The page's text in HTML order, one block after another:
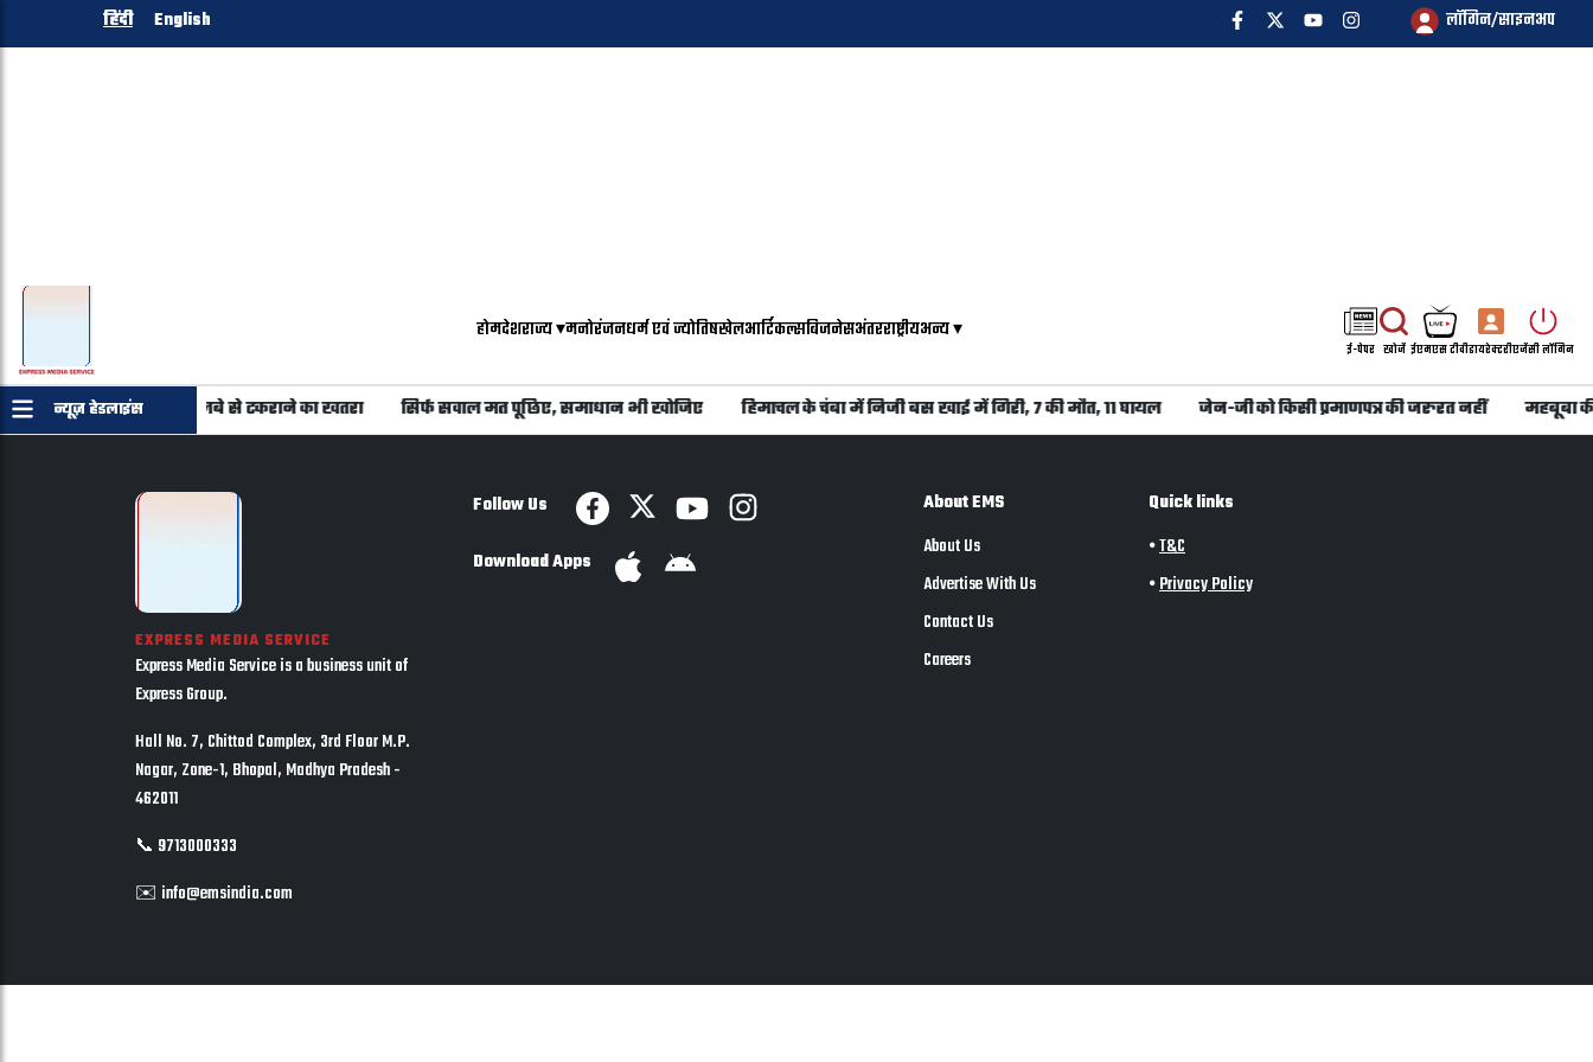
हिंदी English लॉगिन/साइनअप
होमदेशराज्य▾मनोरंजनधर्म एवं ज्योतिषखेलआर्टिकल्सबिजनेसअंतरराष्ट्रीयअन्य▾
ई-पेपर खोजें ईएमएस टीवीडायरेक्टरीएजेंसी लॉगिन
न्यूज़ हेडलाइंस
में से 20 पर अंतरिक्ष मलबे से टकराने का खतरा सिर्फ सवाल मत पूछिए, समाधान भी खोजिए हिमाचल के चंबा में निजी बस खाई में गिरी, 7 की मौत, 11 घायल जेन-जी को किसी प्रमाणपत्र की जरुरत नहीं महबूबा
EXPRESS MEDIA SERVICE
Express Media Service is a business unit of
Express Group.
Hall No. 7, Chittod Complex, 3rd Floor M.P.
Nagar, Zone-1, Bhopal, Madhya Pradesh -
462011
📞 9713000333
✉️ info@emsindia.com
Follow Us
Download Apps
About EMS
About Us
Advertise With Us
Contact Us
Careers
Quick links
•T&C
•Privacy Policy